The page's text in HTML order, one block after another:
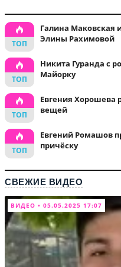
Галина Маковская
Элины Рахимовой
Никита Гуранда с
Майорку
Евгения Хорошева
вещей
Евгений Ромашов
причёску
СВЕЖИЕ ВИДЕО
ВИДЕО • 05.05.2025 17:07